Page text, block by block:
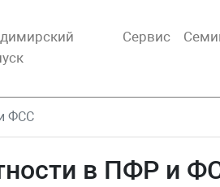
Сервис
ФСС
в ПФР и